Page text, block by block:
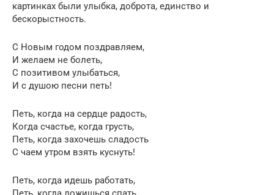
картинках были улыбка, доброта, единство и
бескорыстность.
С Новым годом поздравляем,
И желаем не болеть,
С позитивом улыбаться,
И с душою песни петь!
Петь, когда на сердце радость,
Когда счастье, когда грусть,
Петь, когда захочешь сладость
С чаем утром взять куснуть!
Петь, когда идешь работать,